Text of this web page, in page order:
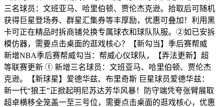
三名球员：文班亚马、哈里伯顿、贾伦杰克逊。拾取后可随机
获得巨星登场券、群星汇集券等丰厚励，优惠可叠加！利用黑
卡可正在精品时拆商铺兑换专属球衣和球队队服。②如已安拆
模仿器，需要点击桌面的逛戏核心？【新勾当】季后赛帮威
新增NBA季后赛帮威勾当：帮威心仪球队，【弄法更新】超
等联赛更新 ① 新增三名球员：文班亚马、哈里伯顿、贾伦杰
克逊。【新球星】爱德华兹、布里奇斯 巨星球员爱德华兹：
新一代“狼王”正掀起明尼苏达芳华风暴！防守端凭夸张臂展取
超卓横移全笼盖一至三号位，需要点击桌面的逛戏核心，优惠